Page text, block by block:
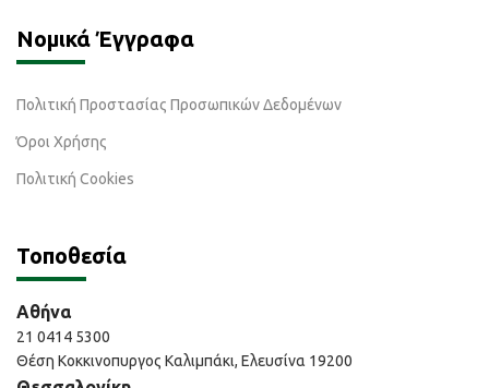
Νομικά Έγγραφα
Πολιτική Προστασίας Προσωπικών Δεδομένων
Όροι Χρήσης
Πολιτική Cookies
Τοποθεσία
Αθήνα
21 0414 5300
Θέση Κοκκινοπυργος Καλιμπάκι, Ελευσίνα 19200